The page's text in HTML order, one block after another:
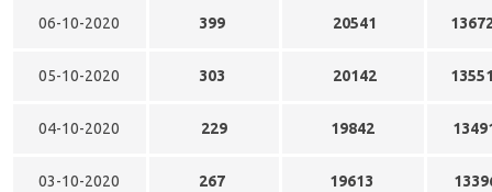
06-10-2020 399 20541
05-10-2020 303 20142
04-10-2020 229 19842
03-10-2020 267 19613